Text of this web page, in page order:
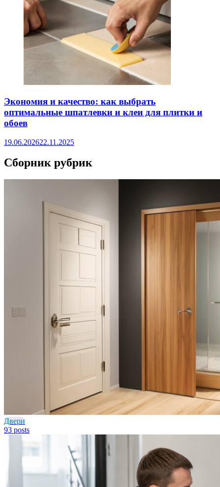
Экономия и качество: как выбрать
оптимальные шпатлевки и клеи для плитки и
обоев
19.06.202622.11.2025
Сборник рубрик
Двери
93 posts